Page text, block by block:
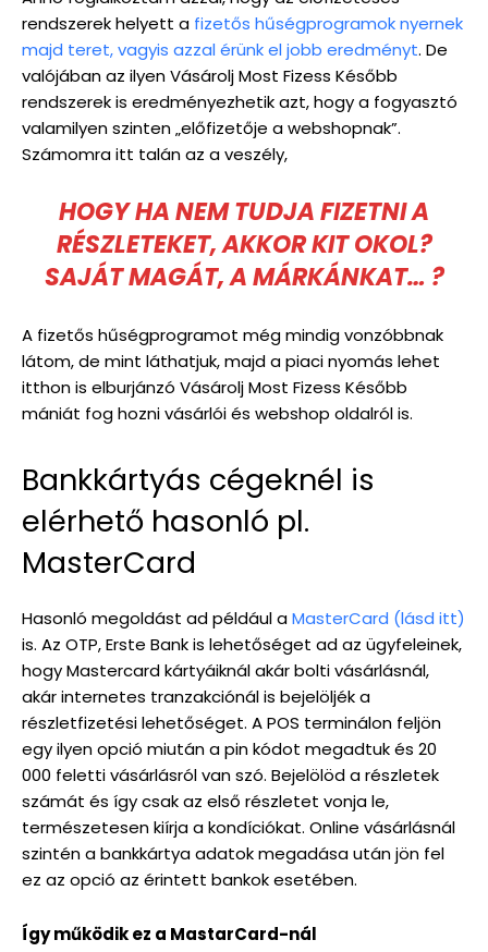
rendszerek helyett a fizetős hűségprogramok nyernek
majd teret, vagyis azzal érünk el jobb eredményt. De
valójában az ilyen Vásárolj Most Fizess Később
rendszerek is eredményezhetik azt, hogy a fogyasztó
valamilyen szinten „előfizetője a webshopnak”.
Számomra itt talán az a veszély,
HOGY HA NEM TUDJA FIZETNI A
RÉSZLETEKET, AKKOR KIT OKOL?
SAJÁT MAGÁT, A MÁRKÁNKAT… ?
A fizetős hűségprogramot még mindig vonzóbbnak
látom, de mint láthatjuk, majd a piaci nyomás lehet
itthon is elburjánzó Vásárolj Most Fizess Később
mániát fog hozni vásárlói és webshop oldalról is.
Bankkártyás cégeknél is
elérhető hasonló pl.
MasterCard
Hasonló megoldást ad például aMasterCard (lásd itt)
is. Az OTP, Erste Bank is lehetőséget ad az ügyfeleinek,
hogy Mastercard kártyáiknál akár bolti vásárlásnál,
akár internetes tranzakciónál is bejelöljék a
részletfizetési lehetőséget. A POS terminálon feljön
egy ilyen opció miután a pin kódot megadtuk és 20
000 feletti vásárlásról van szó. Bejelölöd a részletek
számát és így csak az első részletet vonja le,
természetesen kiírja a kondíciókat. Online vásárlásnál
szintén a bankkártya adatok megadása után jön fel
ez az opció az érintett bankok esetében.
Így működik ez a MastarCard-nál